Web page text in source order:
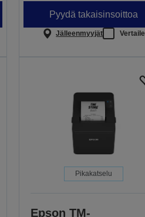
Pyydä takaisinsoittoa
Jälleenmyyjät Vertaile
Pikakatselu
Epson TM-